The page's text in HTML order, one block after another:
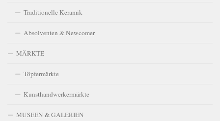
Traditionelle Keramik
Absolventen & Newcomer
MÄRKTE
Töpfermärkte
Kunsthandwerkermärkte
MUSEEN & GALERIEN